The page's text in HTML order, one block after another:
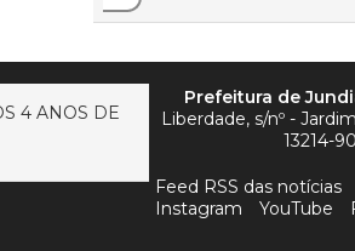
4 ANOS DE
Prefeitura de
Liberdade, s/nº -
13214-
Feed RSS das notícias
Instagram
YouTube